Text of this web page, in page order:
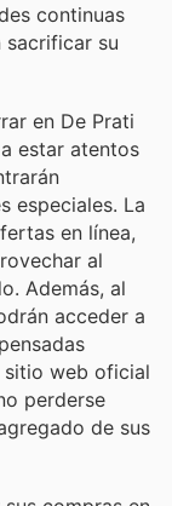
continuas
sacrificar su
en De Prati
estar atentos
especiales. La
en línea,
al
Además, al
acceder a
sitio web oficial
perderse
de sus